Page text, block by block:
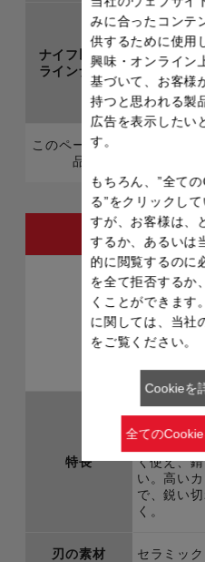
ナイフ以外の
ラインナップ
キッチン
ズ
このページの製
品
フィネ
特長
硬質で薄
ミックナ
ラー。研
く使え、
い。高い
で、鋭い
く。
刃の素材 セラミック
みに合ったコンテ
供するために使用
興味・オンライン
基づいて、お客様
持つと思われる製
広告を表示したい
す。
もちろん、”全て
る”をクリックし
すが、お客様は、
するか、あるいは
的に閲覧するのに
を全て拒否するか
くことができます
に関しては、当社
をご覧ください。
Cookieを
全ての